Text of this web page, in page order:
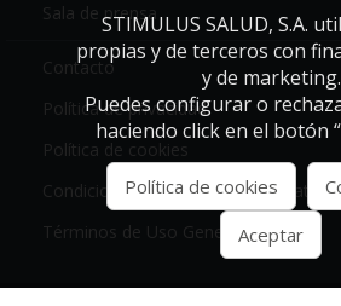
Sala de prensa
Contacto
Política de privacidad
Política de cookies
Condiciones Generales de
Términos de Uso Generales
STIMULUS SALUD, S.A.
propias y de terceros con
y de marketing.
Puedes configurar o
haciendo click en el botón
Política de cookies
Aceptar